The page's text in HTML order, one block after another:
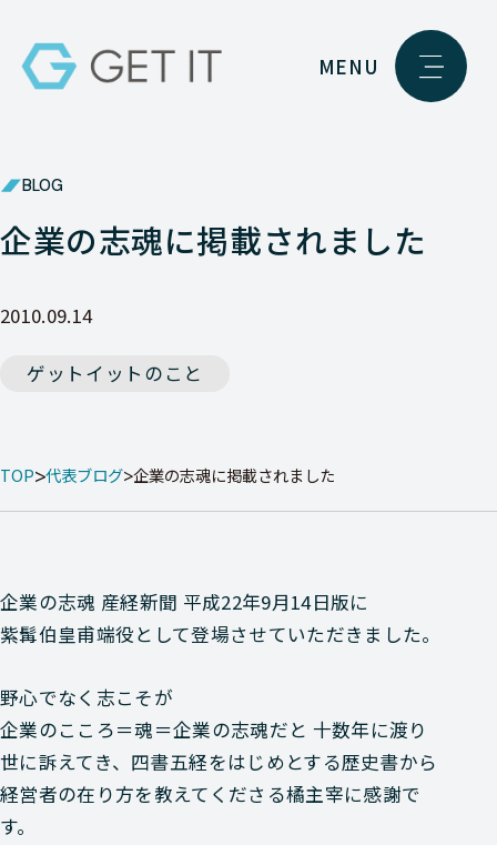
MENU
BLOG
企業の志魂に掲載されました
2010.09.14
ゲットイットのこと
TOP 代表ブログ 企業の志魂に掲載されました
企業の志魂 産経新聞 平成22年9月14日版に
紫髯伯皇甫端役として登場させていただきました。
野心でなく志こそが
企業のこころ＝魂＝企業の志魂だと 十数年に渡り
世に訴えてき、四書五経をはじめとする歴史書から
経営者の在り方を教えてくださる橘主宰に感謝で
す。